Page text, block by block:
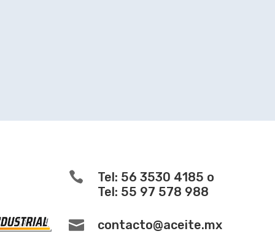

Tel: 56 3530 4185 o
Tel: 55 97 578 988
 contacto@aceite.mx